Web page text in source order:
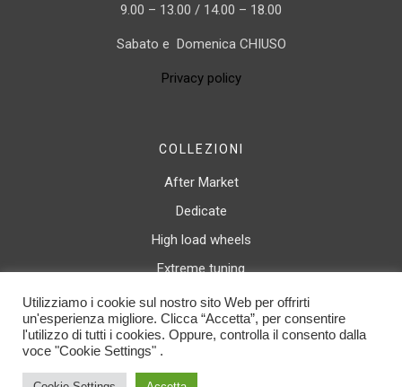
9.00 – 13.00 / 14.00 – 18.00
Sabato e Domenica CHIUSO
Privacy policy
COLLEZIONI
After Market
Dedicate
High load wheels
Extreme tuning
Canale rovesciato
Luxury wheels
© 2025 Spath Italy Srl. All rights reserved. C.F. / P.IVA 04468310166 | By
Duemilacom S.r.l.
Utilizziamo i cookie sul nostro sito Web per offrirti
un'esperienza migliore. Clicca “Accetta”, per consentire
l'utilizzo di tutti i cookies. Oppure, controlla il consento dalla
voce "Cookie Settings" .